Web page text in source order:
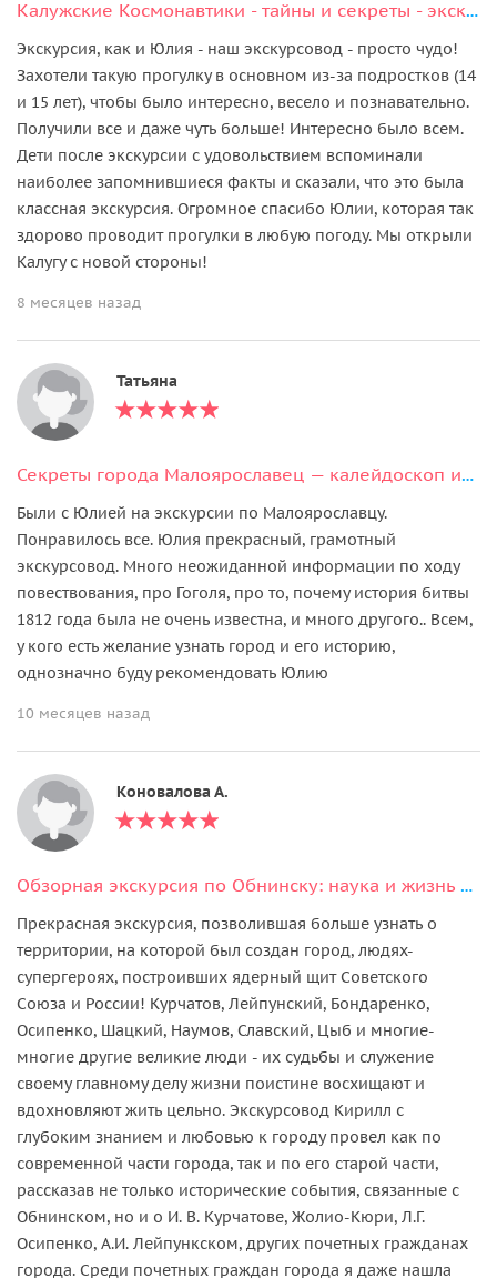
Калужские Космонавтики - тайны и секреты - экскурсия квест для детей и взрослых
Экскурсия, как и Юлия - наш экскурсовод - просто чудо!
Захотели такую прогулку в основном из-за подростков (14
и 15 лет), чтобы было интересно, весело и познавательно.
Получили все и даже чуть больше! Интересно было всем.
Дети после экскурсии с удовольствием вспоминали
наиболее запомнившиеся факты и сказали, что это была
классная экскурсия. Огромное спасибо Юлии, которая так
здорово проводит прогулки в любую погоду. Мы открыли
Калугу с новой стороны!
8 месяцев назад
Татьяна
Секреты города Малоярославец — калейдоскоп истории
Были с Юлией на экскурсии по Малоярославцу.
Понравилось все. Юлия прекрасный, грамотный
экскурсовод. Много неожиданной информации по ходу
повествования, про Гоголя, про то, почему история битвы
1812 года была не очень известна, и много другого.. Всем,
у кого есть желание узнать город и его историю,
однозначно буду рекомендовать Юлию
10 месяцев назад
Коновалова А.
Обзорная экскурсия по Обнинску: наука и жизнь Первого Наукограда
Прекрасная экскурсия, позволившая больше узнать о
территории, на которой был создан город, людях-
супергероях, построивших ядерный щит Советского
Союза и России! Курчатов, Лейпунский, Бондаренко,
Осипенко, Шацкий, Наумов, Славский, Цыб и многие-
многие другие великие люди - их судьбы и служение
своему главному делу жизни поистине восхищают и
вдохновляют жить цельно. Экскурсовод Кирилл с
глубоким знанием и любовью к городу провел как по
современной части города, так и по его старой части,
рассказав не только исторические события, связанные с
Обнинском, но и о И. В. Курчатове, Жолио-Кюри, Л.Г.
Осипенко, А.И. Лейпункском, других почетных гражданах
города. Среди почетных граждан города я даже нашла